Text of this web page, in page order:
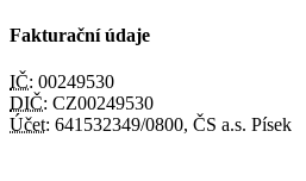
Fakturační údaje
IČ: 00249530
DIČ: CZ00249530
Účet: 641532349/0800, ČS a.s. Písek